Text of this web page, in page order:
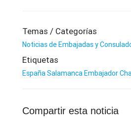
Temas / Categorías
Noticias de Embajadas y
Etiquetas
EspañaSalamancaEmbajador
Compartir esta noticia